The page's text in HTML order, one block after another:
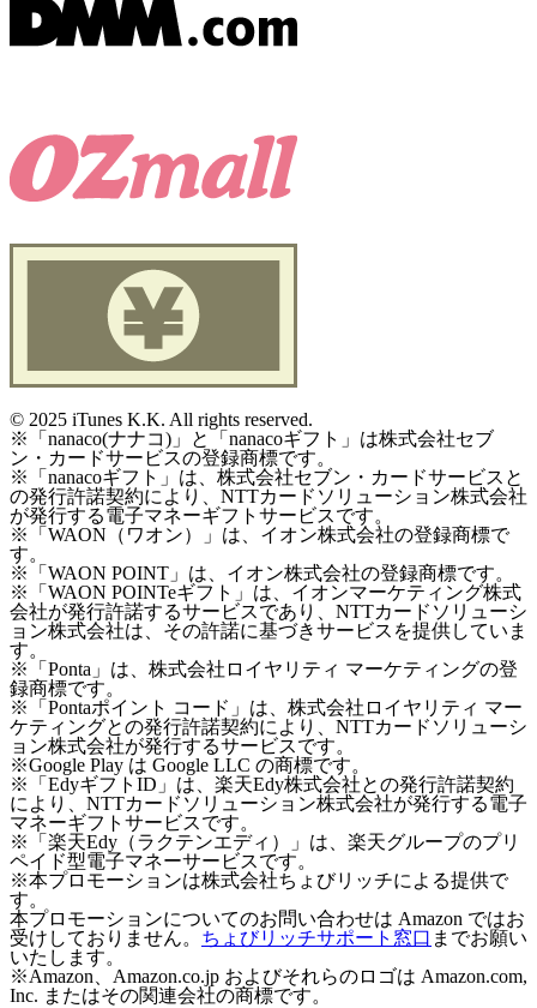
© 2025 iTunes K.K. All rights reserved.
※「nanaco(ナナコ)」と「nanacoギフト」は株式会社セブ
ン・カードサービスの登録商標です。
※「nanacoギフト」は、株式会社セブン・カードサービスと
の発行許諾契約により、NTTカードソリューション株式会社
が発行する電子マネーギフトサービスです。
※「WAON（ワオン）」は、イオン株式会社の登録商標で
す。
※「WAON POINT」は、イオン株式会社の登録商標です。
※「WAON POINTeギフト」は、イオンマーケティング株式
会社が発行許諾するサービスであり、NTTカードソリューシ
ョン株式会社は、その許諾に基づきサービスを提供していま
す。
※「Ponta」は、株式会社ロイヤリティ マーケティングの登
録商標です。
※「Pontaポイント コード」は、株式会社ロイヤリティ マー
ケティングとの発行許諾契約により、NTTカードソリューシ
ョン株式会社が発行するサービスです。
※Google Play は Google LLC の商標です。
※「EdyギフトID」は、楽天Edy株式会社との発行許諾契約
により、NTTカードソリューション株式会社が発行する電子
マネーギフトサービスです。
※「楽天Edy（ラクテンエディ）」は、楽天グループのプリ
ペイド型電子マネーサービスです。
※本プロモーションは株式会社ちょびリッチによる提供で
す。
本プロモーションについてのお問い合わせは Amazon ではお
受けしておりません。 ちょびリッチサポート窓口 までお願い
いたします。
※Amazon、Amazon.co.jp およびそれらのロゴは Amazon.com,
Inc. またはその関連会社の商標です。